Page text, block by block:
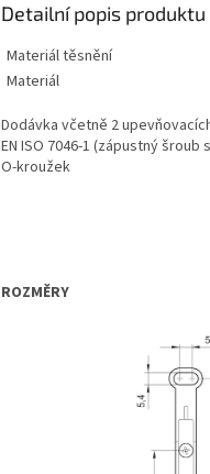
Detailní popis produktu
Materiál těsnění
Materiál
Dodávka včetně 2
EN ISO 7046-1 (zápustný
O-kroužek
ROZMĚRY